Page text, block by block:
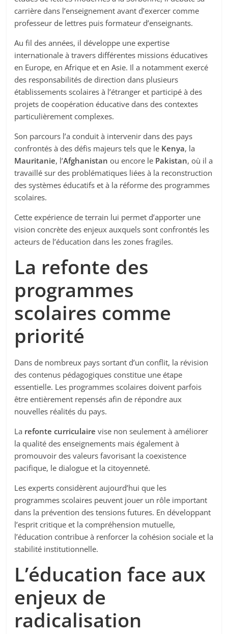
carrière dans l’enseignement avant d’exercer comme
professeur de lettres puis formateur d’enseignants.
Au fil des années, il développe une expertise
internationale à travers différentes missions éducatives
en Europe, en Afrique et en Asie. Il a notamment exercé
des responsabilités de direction dans plusieurs
établissements scolaires à l’étranger et participé à des
projets de coopération éducative dans des contextes
particulièrement complexes.
Son parcours l’a conduit à intervenir dans des pays
confrontés à des défis majeurs tels que le Kenya, la
Mauritanie, l’Afghanistan ou encore le Pakistan, où il a
travaillé sur des problématiques liées à la reconstruction
des systèmes éducatifs et à la réforme des programmes
scolaires.
Cette expérience de terrain lui permet d’apporter une
vision concrète des enjeux auxquels sont confrontés les
acteurs de l’éducation dans les zones fragiles.
La refonte des
programmes
scolaires comme
priorité
Dans de nombreux pays sortant d’un conflit, la révision
des contenus pédagogiques constitue une étape
essentielle. Les programmes scolaires doivent parfois
être entièrement repensés afin de répondre aux
nouvelles réalités du pays.
La refonte curriculaire vise non seulement à améliorer
la qualité des enseignements mais également à
promouvoir des valeurs favorisant la coexistence
pacifique, le dialogue et la citoyenneté.
Les experts considèrent aujourd’hui que les
programmes scolaires peuvent jouer un rôle important
dans la prévention des tensions futures. En développant
l’esprit critique et la compréhension mutuelle,
l’éducation contribue à renforcer la cohésion sociale et la
stabilité institutionnelle.
L’éducation face aux
enjeux de
radicalisation